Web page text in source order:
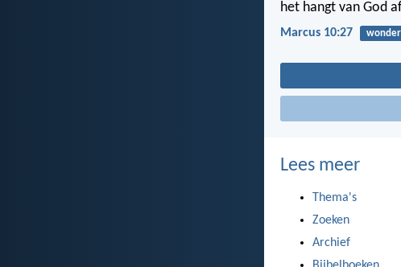
het hangt van God
Marcus 10:27
Lees meer
Thema's
Zoeken
Archief